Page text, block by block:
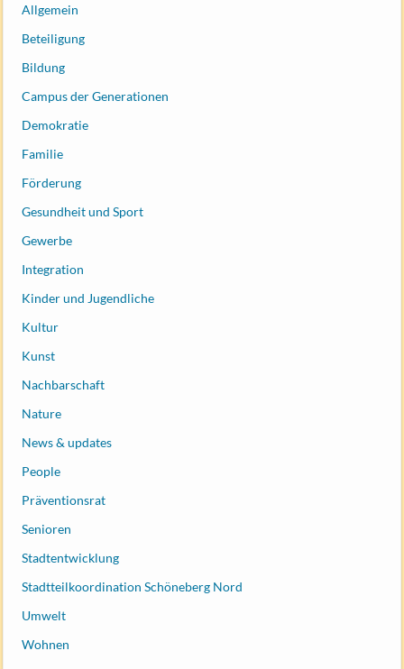
Allgemein
Beteiligung
Bildung
Campus der Generationen
Demokratie
Familie
Förderung
Gesundheit und Sport
Gewerbe
Integration
Kinder und Jugendliche
Kultur
Kunst
Nachbarschaft
Nature
News & updates
People
Präventionsrat
Senioren
Stadtentwicklung
Stadtteilkoordination Schöneberg Nord
Umwelt
Wohnen